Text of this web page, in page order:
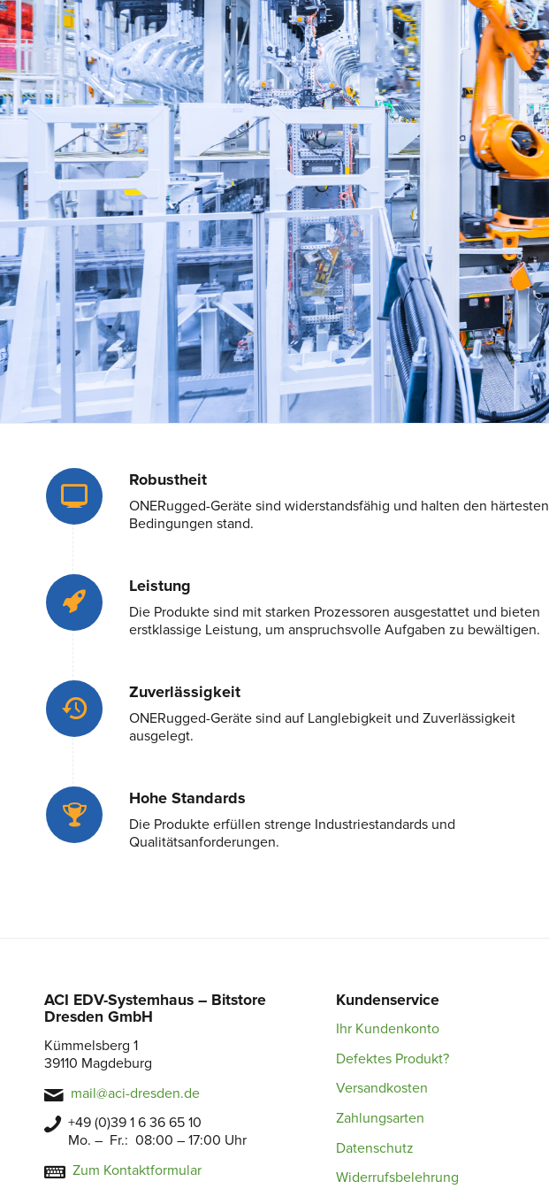
Robustheit
ONERugged-Geräte sind widerstandsfähig und halten den härtesten
Bedingungen stand.
Leistung
Die Produkte sind mit starken Prozessoren ausgestattet und bieten
erstklassige Leistung, um anspruchsvolle Aufgaben zu bewältigen.
Zuverlässigkeit
ONERugged-Geräte sind auf Langlebigkeit und Zuverlässigkeit
ausgelegt.
Hohe Standards
Die Produkte erfüllen strenge Industriestandards und
Qualitätsanforderungen.
ACI EDV-Systemhaus – Bitstore
Dresden GmbH
Kümmelsberg 1
39110 Magdeburg
mail@aci-dresden.de
+49 (0)39 1 6 36 65 10
Mo. – Fr.: 08:00 – 17:00 Uhr
Zum Kontaktformular
Kundenservice
Ihr Kundenkonto
Defektes Produkt?
Versandkosten
Zahlungsarten
Datenschutz
Widerrufsbelehrung